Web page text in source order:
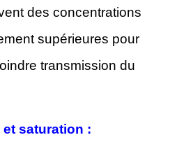
des concentrations
supérieures pour
transmission du
saturation :